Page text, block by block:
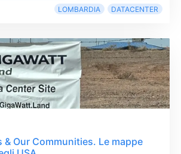
LOMBARDIA
DATACENTER
& Our Communities. Le mappe